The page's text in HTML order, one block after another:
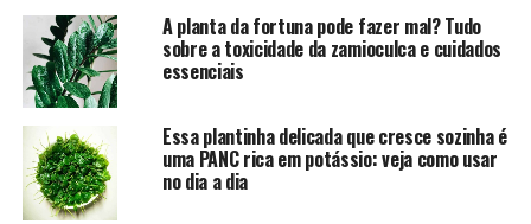
A planta da fortuna pode fazer mal? Tudo
sobre a toxicidade da zamioculca e cuidados
essenciais
Essa plantinha delicada que cresce sozinha é
uma PANC rica em potássio: veja como usar
no dia a dia